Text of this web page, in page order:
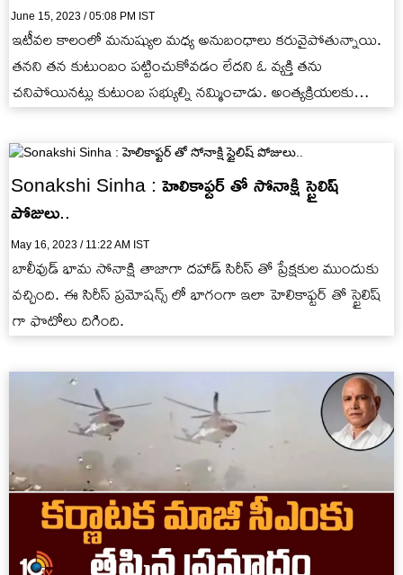
June 15, 2023 / 05:08 PM IST
ఇటీవల కాలంలో మనుష్యుల మధ్య అనుబంధాలు కరువైపోతున్నాయి.
తనని తన కుటుంబం పట్టించుకోవడం లేదని ఓ వ్యక్తి తను
చనిపోయినట్లు కుటుంబ సభ్యుల్ని నమ్మించాడు. అంత్యక్రియలకు
Sonakshi Sinha : హెలికాఫ్టర్ తో సోనాక్షి స్టైలిష్
పోజులు..
May 16, 2023 / 11:22 AM IST
బాలీవుడ్ భామ సోనాక్షి తాజాగా దహాడ్ సిరీస్ తో ప్రేక్షకుల ముందుకు
వచ్చింది. ఈ సిరీస్ ప్రమోషన్స్ లో భాగంగా ఇలా హెలికాఫ్టర్ తో స్టైలిష్
గా ఫొటోలు దిగింది.